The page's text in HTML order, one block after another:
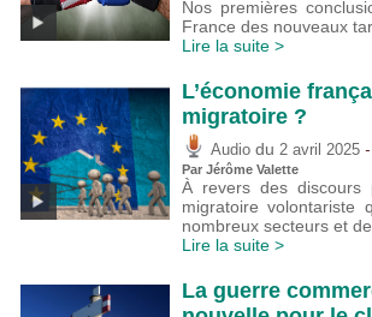
Nos premières
France des nouveaux
Lire la suite >
L’économie
migratoire ?
Audio du 2 avril 2025
Par Jérôme Valette
À revers des discours
migratoire
nombreux secteurs et
Lire la suite >
La guerre